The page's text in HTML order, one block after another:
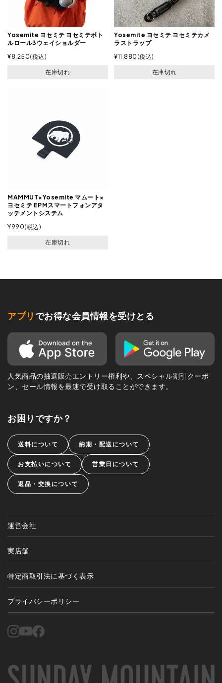
Yosemite ヨセミテ ヨセミテボト
ルロール3ウェイショルダー
¥8,250 税込
在庫切れ
Yosemite ヨセミテ ヨセミテカメ
ラストラップ
¥11,880 税込
在庫切れ
MAMMUT×Yosemite マムート×
ヨセミテ EPMスマートフォンアタ
ッチメントシステム
¥990 税込
在庫切れ
アプリ でお得な会員情報を受けとる
人気商品の抽選販売エントリー権利や、スペシャル割引クーポ
ン、セール情報を最速で受け取ることができます。
お困りですか？
送料について 納期・配送について
お支払いについて 営業日について
返品・交換について
運営会社
実店舗
特定商取引法に基づく表示
プライバシーポリシー